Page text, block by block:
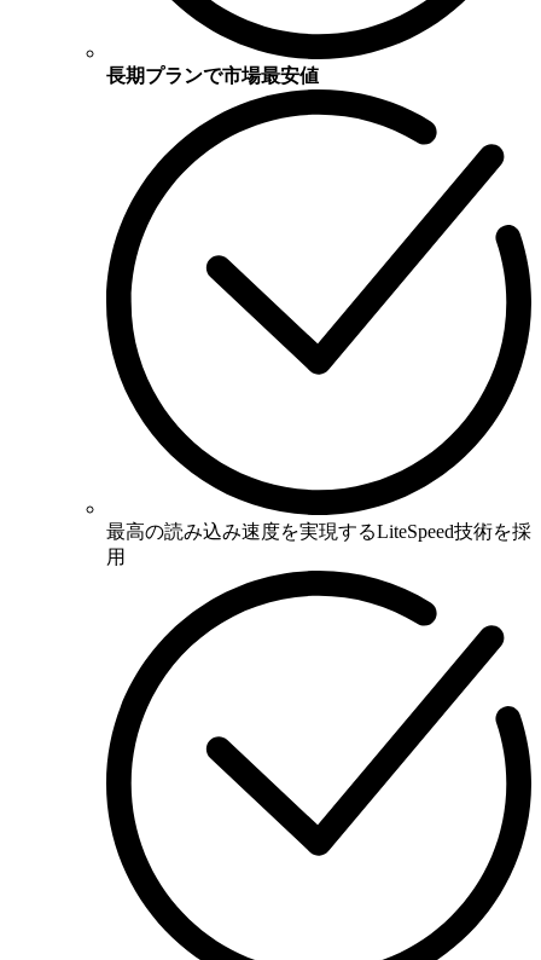
長期プランで市場最安値
最高の読み込み速度を実現するLiteSpeed技術を採
用